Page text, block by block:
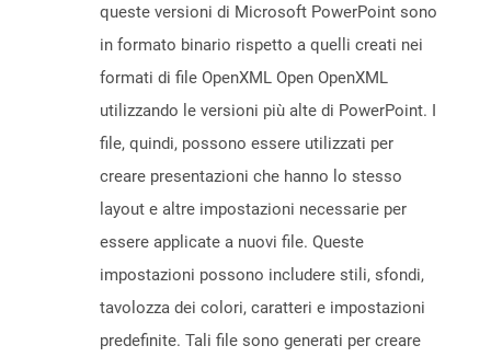
queste versioni di Microsoft PowerPoint sono
in formato binario rispetto a quelli creati nei
formati di file OpenXML Open OpenXML
utilizzando le versioni più alte di PowerPoint. I
file, quindi, possono essere utilizzati per
creare presentazioni che hanno lo stesso
layout e altre impostazioni necessarie per
essere applicate a nuovi file. Queste
impostazioni possono includere stili, sfondi,
tavolozza dei colori, caratteri e impostazioni
predefinite. Tali file sono generati per creare